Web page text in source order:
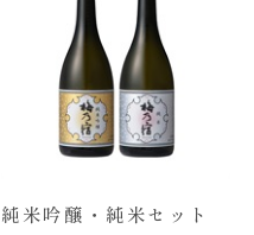
純米吟醸・純米セット